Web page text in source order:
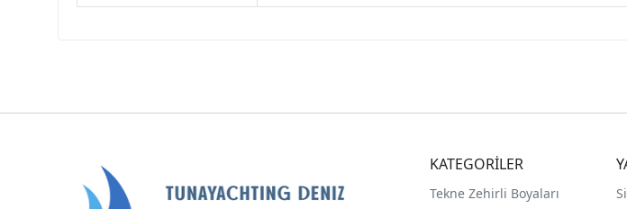
KATEGORİLER
Tekne Zehirli Boyaları